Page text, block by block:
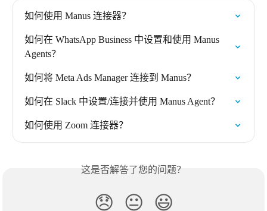
如何使用 Manus 连接器？
如何在 WhatsApp Business 中设置和使用 Manus
Agents？
如何将 Meta Ads Manager 连接到 Manus？
如何在 Slack 中设置/连接并使用 Manus Agent？
如何使用 Zoom 连接器？
这是否解答了您的问题？
😞 😐 😃